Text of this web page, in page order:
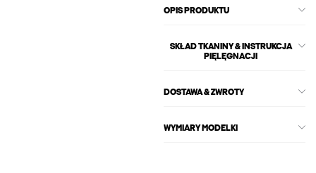
OPIS PRODUKTU
SKŁAD TKANINY & INSTRUKCJA
PIĘLĘGNACJI
DOSTAWA & ZWROTY
WYMIARY MODELKI